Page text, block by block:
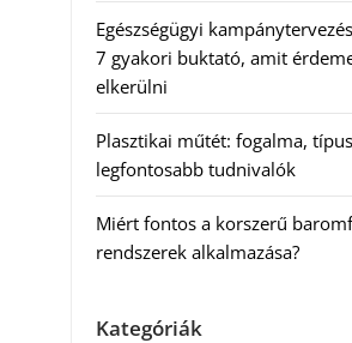
Egészségügyi
7 gyakori buktató, amit
elkerülni
Plasztikai műtét: fogalma,
legfontosabb tudnivalók
Miért fontos a korszerű
rendszerek alkalmazása?
Kategóriák